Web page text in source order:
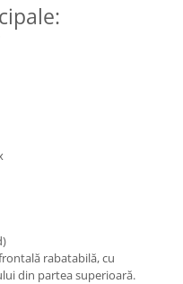
rabatabilă, cu
din partea superioară.